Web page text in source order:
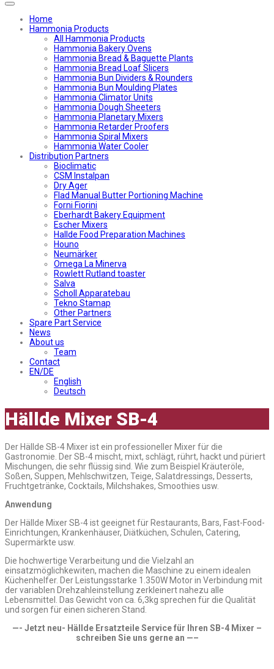
Home
Hammonia Products
All Hammonia Products
Hammonia Bakery Ovens
Hammonia Bread & Baguette Plants
Hammonia Bread Loaf Slicers
Hammonia Bun Dividers & Rounders
Hammonia Bun Moulding Plates
Hammonia Climator Units
Hammonia Dough Sheeters
Hammonia Planetary Mixers
Hammonia Retarder Proofers
Hammonia Spiral Mixers
Hammonia Water Cooler
Distribution Partners
Bioclimatic
CSM Instalpan
Dry Ager
Flad Manual Butter Portioning Machine
Forni Fiorini
Eberhardt Bakery Equipment
Escher Mixers
Hallde Food Preparation Machines
Houno
Neumärker
Omega La Minerva
Rowlett Rutland toaster
Salva
Scholl Apparatebau
Tekno Stamap
Other Partners
Spare Part Service
News
About us
Team
Contact
EN/DE
English
Deutsch
Hällde Mixer SB-4
Der Hällde SB-4 Mixer ist ein professioneller Mixer für die
Gastronomie. Der SB-4 mischt, mixt, schlägt, rührt, hackt und püriert
Mischungen, die sehr flüssig sind. Wie zum Beispiel Kräuteröle,
Soßen, Suppen, Mehlschwitzen, Teige, Salatdressings, Desserts,
Fruchtgetränke, Cocktails, Milchshakes, Smoothies usw.
Anwendung
Der Hällde Mixer SB-4 ist geeignet für Restaurants, Bars, Fast-Food-
Einrichtungen, Krankenhäuser, Diätküchen, Schulen, Catering,
Supermärkte usw.
Die hochwertige Verarbeitung und die Vielzahl an
einsatzmöglichkewiten, machen die Maschine zu einem idealen
Küchenhelfer. Der Leistungsstarke 1.350W Motor in Verbindung mit
der variablen Drehzahleinstellung zerkleinert nahezu alle
Lebensmittel. Das Gewicht von ca. 6,3kg sprechen für die Qualität
und sorgen für einen sicheren Stand.
—- Jetzt neu- Hällde Ersatzteile Service für Ihren SB-4 Mixer –
schreiben Sie uns gerne an —–